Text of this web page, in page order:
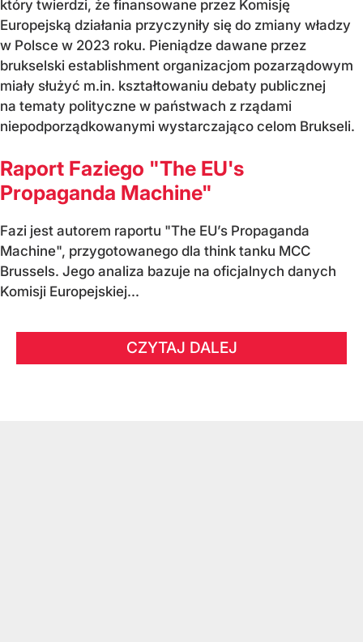
który twierdzi, że finansowane przez Komisję
Europejską działania przyczyniły się do zmiany władzy
w Polsce w 2023 roku. Pieniądze dawane przez
brukselski establishment organizacjom pozarządowym
miały służyć m.in. kształtowaniu debaty publicznej
na tematy polityczne w państwach z rządami
niepodporządkowanymi wystarczająco celom Brukseli.
Raport Faziego "The EU's
Propaganda Machine"
Fazi jest autorem raportu "The EU’s Propaganda
Machine", przygotowanego dla think tanku MCC
Brussels. Jego analiza bazuje na oficjalnych danych
Komisji Europejskiej...
CZYTAJ DALEJ